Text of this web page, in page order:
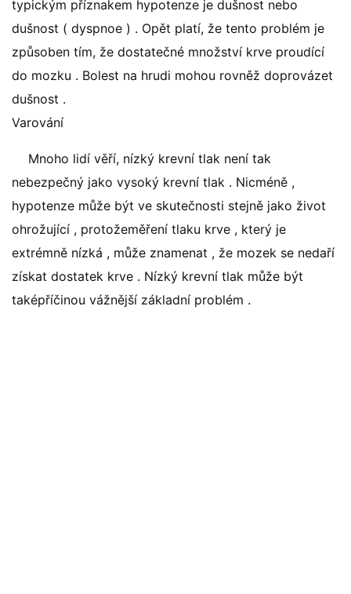
typickým příznakem hypotenze je dušnost nebo
dušnost ( dyspnoe ) . Opět platí, že tento problém je
způsoben tím, že dostatečné množství krve proudící
do mozku . Bolest na hrudi mohou rovněž doprovázet
dušnost .
Varování
Mnoho lidí věří, nízký krevní tlak není tak
nebezpečný jako vysoký krevní tlak . Nicméně ,
hypotenze může být ve skutečnosti stejně jako život
ohrožující , protožeměření tlaku krve , který je
extrémně nízká , může znamenat , že mozek se nedaří
získat dostatek krve . Nízký krevní tlak může být
taképříčinou vážnější základní problém .